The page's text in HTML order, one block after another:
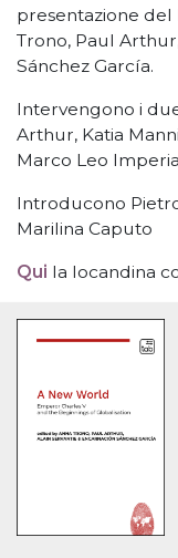
presentazione del
Trono, Paul
Sánchez García.
Intervengono i
Arthur, Katia
Marco Leo
Introducono
Marilina Caputo
Qui la locandina